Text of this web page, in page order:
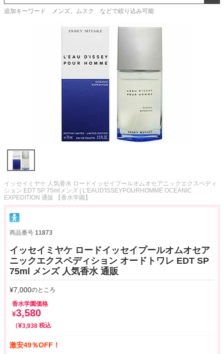
追加キーワード メンズ、ムスク などで絞り込み可能
イッセイミヤケ 人気香水 ロードイッセイプールオムオセアニックエクスペディ
ション EDT SP 75mlメンズ | L'EAUD'ISSEYPOURHOMME OCEANIC
EXPEDITION 通販 【香水学園】
商品番号 11873
イッセイミヤケ ロードイッセイプールオムオセア
ニックエクスペディション オードトワレ EDT SP
75ml メンズ 人気香水 通販
¥7,000のところ
香水学園価格
¥3,580
¥3,938 税込
激安49％OFF！